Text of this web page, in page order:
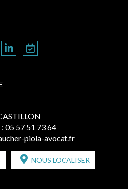
: 05 57 51 73 64
piola-avocat.fr
NOUS LOCALISER